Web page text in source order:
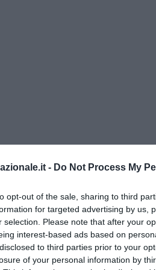
- Do Not Process My
opt-out of the sale, sharing to third
for targeted advertising by us,
selection. Please note that after your
interest-based ads based on
to third parties prior to your
of your personal information by
l’allarme di
disagio sono diverse
Casartigiani, Lega delle
Confartigianato Trasporti
, per la
dei pedaggi autostradali
pari a 10.300 euro per ogni veicolo